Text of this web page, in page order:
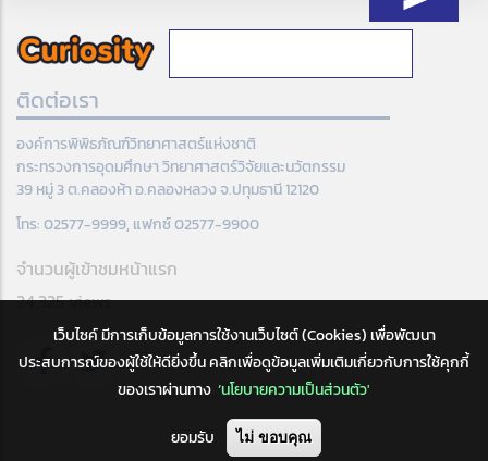
ติดต่อเรา
องค์การพิพิธภัณฑ์วิทยาศาสตร์แห่งชาติ
กระทรวงการอุดมศึกษา วิทยาศาสตร์วิจัยและนวัตกรรม
39 หมู่ 3 ต.คลองห้า อ.คลองหลวง จ.ปทุมธานี 12120
โทร: 02577-9999, แฟกซ์ 02577-9900
จำนวนผู้เข้าชมหน้าแรก
24,325 views
เว็บไซค์ มีการเก็บข้อมูลการใช้งานเว็บไซต์ (Cookies) เพื่อพัฒนา
ประสบการณ์ของผู้ใช้ให้ดียิ่งขึ้น คลิกเพื่อดูข้อมูลเพิ่มเติมเกี่ยวกับการใช้คุกกี้
ของเราผ่านทาง ‘นโยบายความเป็นส่วนตัว'
ยอมรับ ไม่ ขอบคุณ